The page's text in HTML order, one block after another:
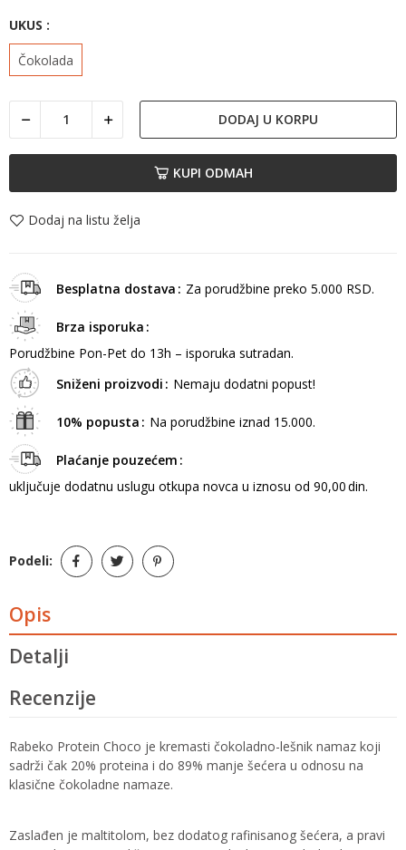
UKUS :
Čokolada
DODAJ U KORPU
KUPI ODMAH
Dodaj na listu želja
Besplatna dostava Za porudžbine preko 5.000 RSD.
Brza isporuka
Porudžbine Pon-Pet do 13h – isporuka sutradan.
Sniženi proizvodi
Nemaju dodatni popust!
10% popusta Na porudžbine iznad 15.000.
Plaćanje pouzećem
uključuje dodatnu uslugu otkupa novca u iznosu od 90,00 din.
Podeli:
Opis
Detalji
Recenzije
Rabeko Protein Choco je kremasti čokoladno-lešnik namaz koji
sadrži čak 20% proteina i do 89% manje šećera u odnosu na
klasične čokoladne namaze.
Zaslađen je maltitolom, bez dodatog rafinisanog šećera, a pravi